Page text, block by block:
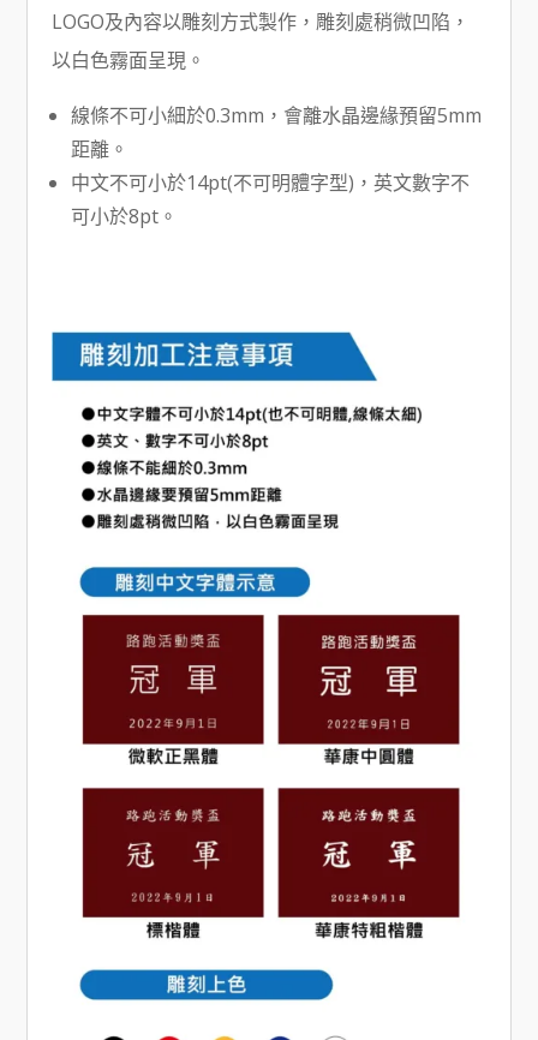
LOGO及內容以雕刻方式製作，雕刻處稍微凹陷，
以白色霧面呈現。
線條不可小細於0.3mm，會離水晶邊緣預留5mm
距離。
中文不可小於14pt(不可明體字型)，英文數字不
可小於8pt。